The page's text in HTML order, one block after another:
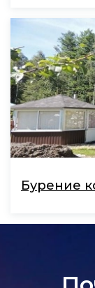
Бурение